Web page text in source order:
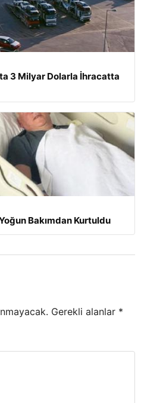
3 Milyar Dolarla İhracatta
Bakımdan Kurtuldu
Gerekli alanlar *